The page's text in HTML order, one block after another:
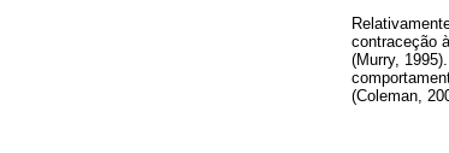
contraceção
(Murry,
(Coleman,